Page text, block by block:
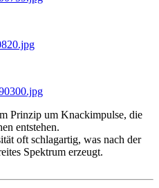
Prinzip um Knackimpulse, die
entstehen.
oft schlagartig, was nach der
Spektrum erzeugt.